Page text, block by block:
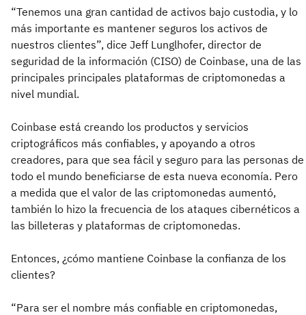
“Tenemos una gran cantidad de activos bajo custodia, y lo
más importante es mantener seguros los activos de
nuestros clientes”, dice Jeff Lunglhofer, director de
seguridad de la información (CISO) de Coinbase, una de las
principales principales plataformas de criptomonedas a
nivel mundial.
Coinbase está creando los productos y servicios
criptográficos más confiables, y apoyando a otros
creadores, para que sea fácil y seguro para las personas de
todo el mundo beneficiarse de esta nueva economía. Pero
a medida que el valor de las criptomonedas aumentó,
también lo hizo la frecuencia de los ataques cibernéticos a
las billeteras y plataformas de criptomonedas.
Entonces, ¿cómo mantiene Coinbase la confianza de los
clientes?
“Para ser el nombre más confiable en criptomonedas,